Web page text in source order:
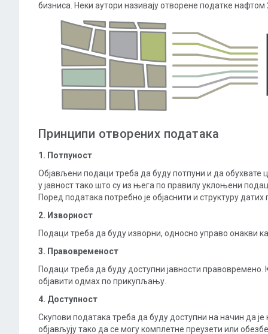
бизниса. Неки аутори називају отворене податке нафтом
Принципи отворених података
1. Потпуност
Објављени подаци треба да буду потпуни и да
у јавност тако што су из њега по правилу уклоњени
Поред података потребно је објаснити и структуру
2. Изворност
Подаци треба да буду изворни, односно управо онакви
3. Правовременост
Подаци треба да буду доступни јавности
објавити одмах по прикупљању.
4. Доступност
Скупови података треба да буду доступни на начин да
објављују тако да се могу комплетне преузети или